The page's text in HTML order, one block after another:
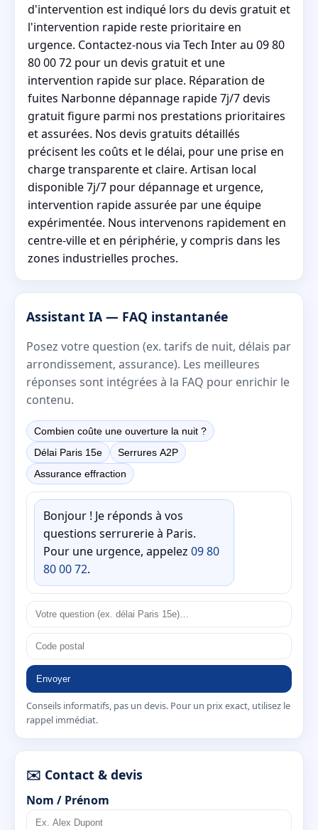
d'intervention est indiqué lors du devis gratuit et
l'intervention rapide reste prioritaire en
urgence. Contactez-nous via Tech Inter au 09 80
80 00 72 pour un devis gratuit et une
intervention rapide sur place. Réparation de
fuites Narbonne dépannage rapide 7j/7 devis
gratuit figure parmi nos prestations prioritaires
et assurées. Nos devis gratuits détaillés
précisent les coûts et le délai, pour une prise en
charge transparente et claire. Artisan local
disponible 7j/7 pour dépannage et urgence,
intervention rapide assurée par une équipe
expérimentée. Nous intervenons rapidement en
centre-ville et en périphérie, y compris dans les
zones industrielles proches.
Assistant IA — FAQ instantanée
Posez votre question (ex. tarifs de nuit, délais par
arrondissement, assurance). Les meilleures
réponses sont intégrées à la FAQ pour enrichir le
contenu.
Combien coûte une ouverture la nuit ?
Délai Paris 15e
Serrures A2P
Assurance effraction
Bonjour ! Je réponds à vos
questions serrurerie à Paris.
Pour une urgence, appelez 09 80
80 00 72.
Envoyer
Conseils informatifs, pas un devis. Pour un prix exact, utilisez le
rappel immédiat.
✉️ Contact & devis
Nom / Prénom